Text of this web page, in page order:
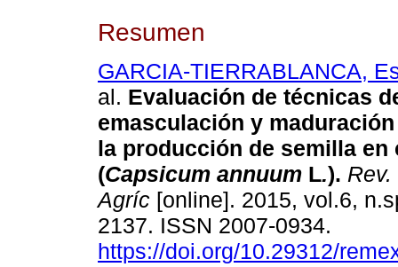
Resumen
GARCIA-TIERRABLANCA,
al. Evaluación de técnicas
emasculación y
la producción de semilla en
(Capsicum annuum L.).
Agríc [online]. 2015, vol.6,
2137. ISSN 2007-0934.
https://doi.org/10.29312/